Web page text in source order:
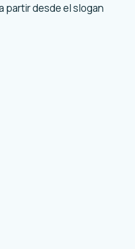
partir desde el slogan